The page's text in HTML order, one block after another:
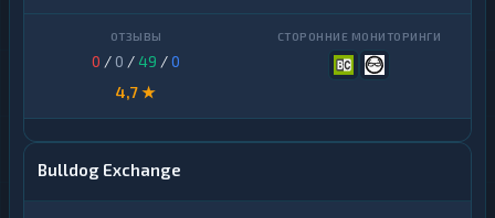
0 / 0 / 49 /0
4,7 ★
Bulldog Exchange